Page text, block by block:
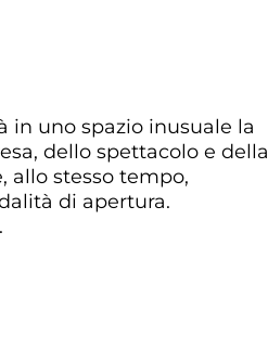
in uno spazio inusuale la
dello spettacolo e della
allo stesso tempo,
di apertura.